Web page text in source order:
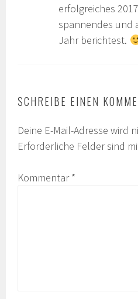
erfolgreiches
spannendes und
Jahr berichtest.
SCHREIBE EINEN
Deine E-Mail-Adresse wird
Erforderliche Felder sind
Kommentar*